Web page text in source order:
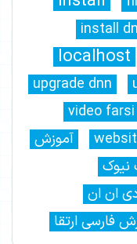
install
localhost
upgrade dnn
video farsi
آموزش
نیوک
ان ان
فارسی ارتقا